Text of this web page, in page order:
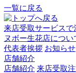
一覧に戻る
来店受取サービスで
ヌボー生花店につい
代表者挨拶 お知らせ
店舗紹介
店舗紹介 来店受取